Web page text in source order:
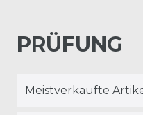
PRÜFUNG